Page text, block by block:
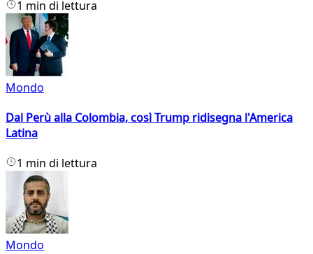
1 min di lettura
Mondo
Dal Perù alla Colombia, così Trump ridisegna l'America
Latina
1 min di lettura
Mondo